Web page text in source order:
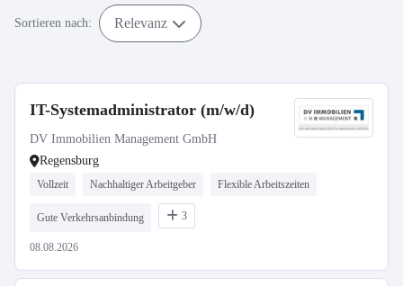
Sortieren nach: Relevanz
IT-Systemadministrator (m/w/d)
DV Immobilien Management GmbH
Regensburg
Vollzeit Nachhaltiger Arbeitgeber Flexible Arbeitszeiten
Gute Verkehrsanbindung 3
08.08.2026